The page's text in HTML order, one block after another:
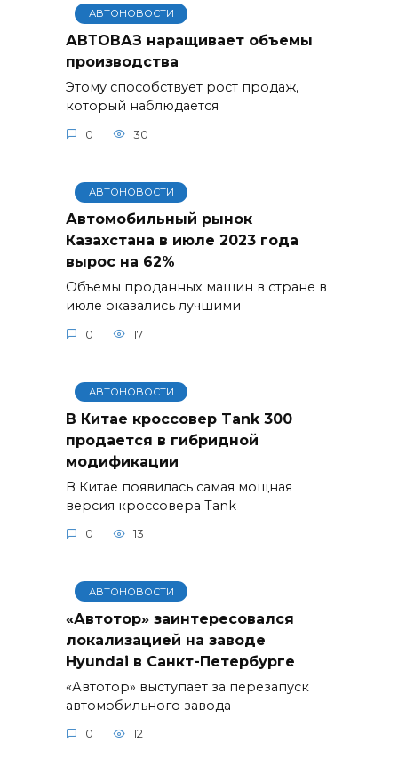
АВТОНОВОСТИ
АВТОВАЗ наращивает объемы
производства
Этому способствует рост продаж,
который наблюдается
0 30
АВТОНОВОСТИ
Автомобильный рынок
Казахстана в июле 2023 года
вырос на 62%
Объемы проданных машин в стране в
июле оказались лучшими
0 17
АВТОНОВОСТИ
В Китае кроссовер Tank 300
продается в гибридной
модификации
В Китае появилась самая мощная
версия кроссовера Tank
0 13
АВТОНОВОСТИ
«Автотор» заинтересовался
локализацией на заводе
Hyundai в Санкт-Петербурге
«Автотор» выступает за перезапуск
автомобильного завода
0 12